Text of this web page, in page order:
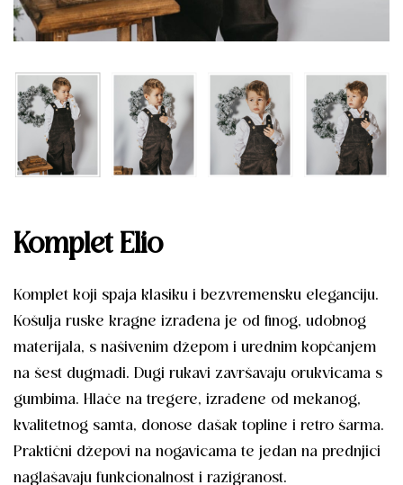
Komplet Elio
Komplet koji spaja klasiku i bezvremensku eleganciju.
Košulja ruske kragne izrađena je od finog, udobnog
materijala, s našivenim džepom i urednim kopčanjem
na šest dugmadi. Dugi rukavi završavaju orukvicama s
gumbima. Hlače na tregere, izrađene od mekanog,
kvalitetnog samta, donose dašak topline i retro šarma.
Praktični džepovi na nogavicama te jedan na prednjici
naglašavaju funkcionalnost i razigranost.